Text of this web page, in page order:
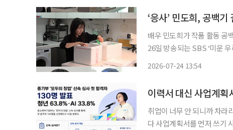
배우 민도희가 작품 활동 공
26일 방송되는 SBS ‘미운
2026-07-24 13:54
이력서 대신 사업계획
취업이 너무 안 되니까 차라리 내가 만
다 사업계획서를 먼저 쓰기